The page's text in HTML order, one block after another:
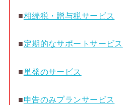
■相続税・贈与税サービス
■定期的なサポートサービス
■単発のサービス
■申告のみプランサービス